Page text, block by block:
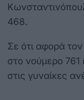
468.
Σε ότι αφορά
στο νούμερο
στις γυναίκες